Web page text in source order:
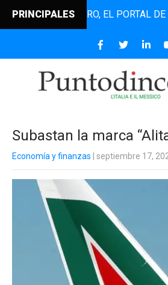
PRINCIPALES EL PORTAL DE
Subastan la marca
Economía y finanzas | septiembre 17,